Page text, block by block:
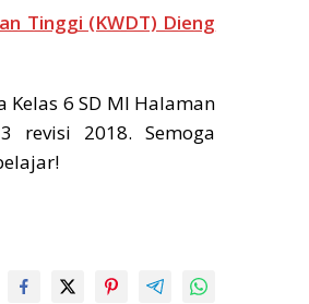
Tinggi (KWDT) Dieng
6 SD MI Halaman
revisi 2018. Semoga